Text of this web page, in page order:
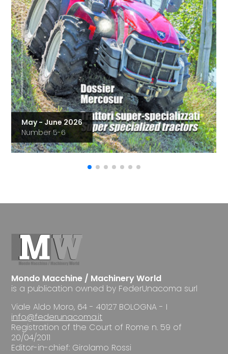
May - June 2026
Number 5-6
Mondo Macchine / Machinery World
is a publication owned by FederUnacoma surl
Viale Aldo Moro, 64 - 40127 BOLOGNA - I
info@federunacoma.it
Registration of the Court of Rome n. 59 of
20/04/2011
Editor-in-chief: Girolamo Rossi